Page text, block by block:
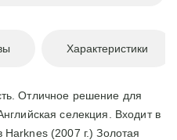
Характеристики
Отличное решение для
селекция. Входит в
(2007 г.) Золотая